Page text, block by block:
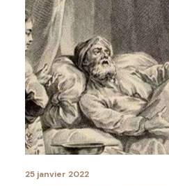
25 janvier 2022